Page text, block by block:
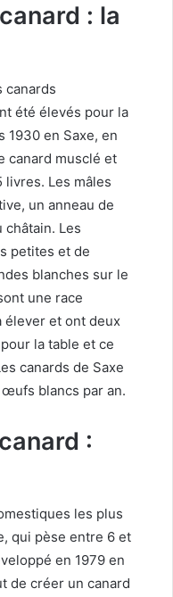
: la
canards
été élevés pour la
1930 en Saxe, en
canard musclé et
livres. Les mâles
un anneau de
Les
petites et de
blanches sur le
une race
élever et ont deux
la table et ce
canards de Saxe
blancs par an.
:
les plus
qui pèse entre 6 et
en 1979 en
de créer un canard